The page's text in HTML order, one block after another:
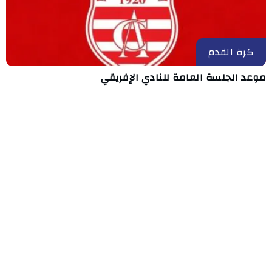
كرة القدم
موعد الجلسة العامة للنادي الإفريقي